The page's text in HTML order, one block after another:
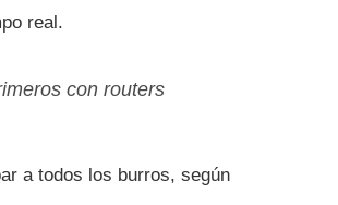
real.
con routers
a todos los burros, según